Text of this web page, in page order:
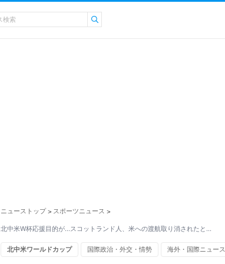
ニューストップ > スポーツニュース >
北中米W杯応援目的が…スコットランド人、米への渡航取り消されたと…
北中米ワールドカップ 国際政治・外交・情勢 海外・国際ニュース